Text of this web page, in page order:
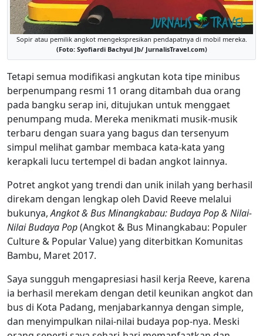
Sopir atau pemilik angkot mengekspresikan pendapatnya di mobil mereka.
(Foto: Syofiardi Bachyul Jb/ JurnalisTravel.com)
Tetapi semua modifikasi angkutan kota tipe minibus
berpenumpang resmi 11 orang ditambah dua orang
pada bangku serap ini, ditujukan untuk menggaet
penumpang muda. Mereka menikmati musik-musik
terbaru dengan suara yang bagus dan tersenyum
simpul melihat gambar membaca kata-kata yang
kerapkali lucu tertempel di badan angkot lainnya.
Potret angkot yang trendi dan unik inilah yang berhasil
direkam dengan lengkap oleh David Reeve melalui
bukunya,Angkot & Bus Minangkabau: Budaya Pop & Nilai-
Nilai Budaya Pop(Angkot & Bus Minangkabau: Populer
Culture & Popular Value) yang diterbitkan Komunitas
Bambu, Maret 2017.
Saya sungguh mengapresiasi hasil kerja Reeve, karena
ia berhasil merekam dengan detil keunikan angkot dan
bus di Kota Padang, menjabarkannya dengan simple,
dan menyimpulkan nilai-nilai budaya pop-nya. Meski